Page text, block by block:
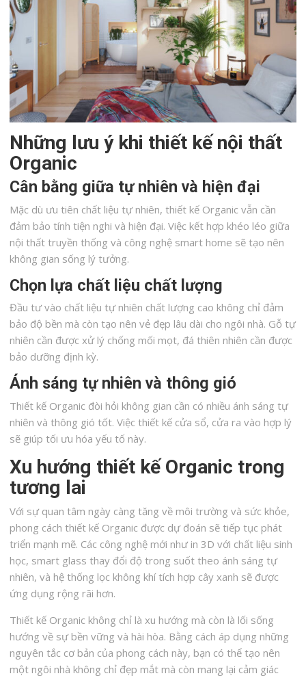
Những lưu ý khi thiết kế nội thất
Organic
Cân bằng giữa tự nhiên và hiện đại
Mặc dù ưu tiên chất liệu tự nhiên, thiết kế Organic vẫn cần
đảm bảo tính tiện nghi và hiện đại. Việc kết hợp khéo léo giữa
nội thất truyền thống và công nghệ smart home sẽ tạo nên
không gian sống lý tưởng.
Chọn lựa chất liệu chất lượng
Đầu tư vào chất liệu tự nhiên chất lượng cao không chỉ đảm
bảo độ bền mà còn tạo nên vẻ đẹp lâu dài cho ngôi nhà. Gỗ tự
nhiên cần được xử lý chống mối mọt, đá thiên nhiên cần được
bảo dưỡng định kỳ.
Ánh sáng tự nhiên và thông gió
Thiết kế Organic đòi hỏi không gian cần có nhiều ánh sáng tự
nhiên và thông gió tốt. Việc thiết kế cửa sổ, cửa ra vào hợp lý
sẽ giúp tối ưu hóa yếu tố này.
Xu hướng thiết kế Organic trong
tương lai
Với sự quan tâm ngày càng tăng về môi trường và sức khỏe,
phong cách thiết kế Organic được dự đoán sẽ tiếp tục phát
triển mạnh mẽ. Các công nghệ mới như in 3D với chất liệu sinh
học, smart glass thay đổi độ trong suốt theo ánh sáng tự
nhiên, và hệ thống lọc không khí tích hợp cây xanh sẽ được
ứng dụng rộng rãi hơn.
Thiết kế Organic không chỉ là xu hướng mà còn là lối sống
hướng về sự bền vững và hài hòa. Bằng cách áp dụng những
nguyên tắc cơ bản của phong cách này, bạn có thể tạo nên
một ngôi nhà không chỉ đẹp mắt mà còn mang lại cảm giác